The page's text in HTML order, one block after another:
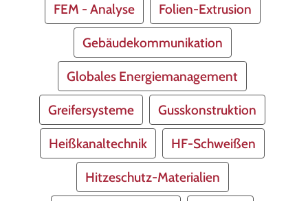
FEM - Analyse Folien-Extrusion
Gebäudekommunikation
Globales Energiemanagement
Greifersysteme Gusskonstruktion
Heißkanaltechnik HF-Schweißen
Hitzeschutz-Materialien